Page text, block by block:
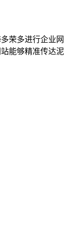
荣多进行企业网
能够精准传达泥